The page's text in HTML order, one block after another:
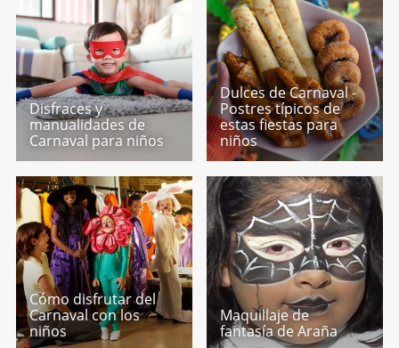
Disfraces y
manualidades de
Carnaval para niños
Dulces de Carnaval -
Postres típicos de
estas fiestas para
niños
Cómo disfrutar del
Carnaval con los
niños
Maquillaje de
fantasía de Araña